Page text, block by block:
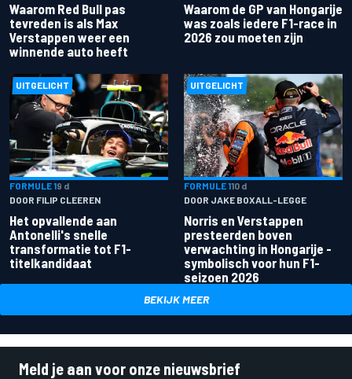
Waarom Red Bull pas
tevreden is als Max
Verstappen weer een
winnende auto heeft
Waarom de GP van Hongarije
was zoals iedere F1-race in
2026 zou moeten zijn
UITGELICHT
FORMULE 19 d
DOOR FILIP CLEEREN
Het opvallende aan
Antonelli's snelle
transformatie tot F1-
titelkandidaat
UITGELICHT
FORMULE 110 d
DOOR JAKE BOXALL-LEGGE
Norris en Verstappen
presteerden boven
verwachting in Hongarije -
symbolisch voor hun F1-
seizoen 2026
BEKIJK MEER
Meld je aan voor onze nieuwsbrief